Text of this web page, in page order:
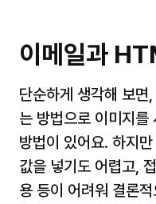
이메일과
단순하게 생각해 보면
는 방법으로 이미지를
방법이 있어요. 하지
값을 넣기도 어렵고,
용 등이 어려워 결론